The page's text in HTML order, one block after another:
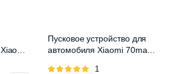
Пусковое устройство для
автомобиля Xiaomi 70mai
Оценка
1